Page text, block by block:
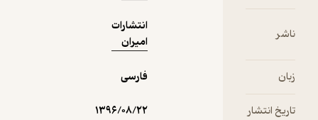
ناشر
انتشارات
امیران
زبان فارسی
تاریخ انتشار ۱۳۹۶/۰۸/۲۲